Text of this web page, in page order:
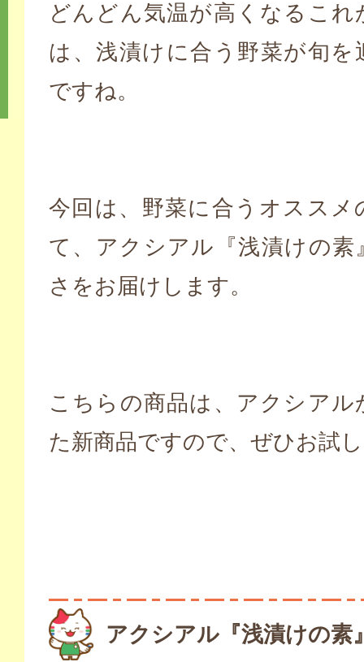
どんどん気温が高くなるこれ
は、浅漬けに合う野菜が旬を
ですね。
今回は、野菜に合うオススメ
て、アクシアル『浅漬けの素
さをお届けします。
こちらの商品は、アクシアル
た新商品ですので、ぜひお試
アクシアル『浅漬けの素